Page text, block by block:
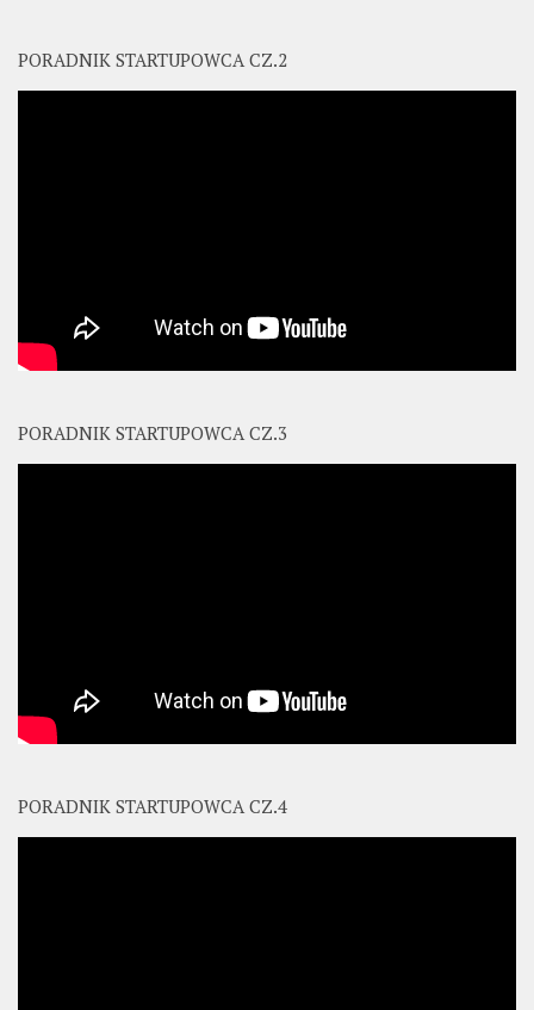
PORADNIK STARTUPOWCA CZ.2
PORADNIK STARTUPOWCA CZ.3
PORADNIK STARTUPOWCA CZ.4